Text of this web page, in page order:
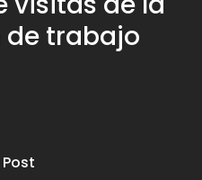
de trabajo